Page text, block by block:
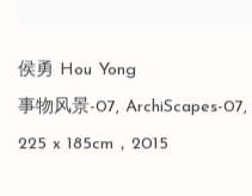
侯勇 Hou Yong
事物风景-07, ArchiScapes-07,
225 x 185cm，2015